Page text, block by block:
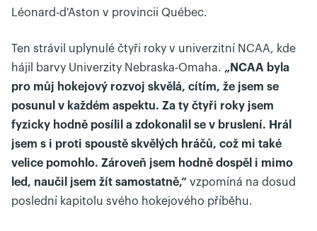
Léonard-d'Aston v provincii Québec.
Ten strávil uplynulé čtyři roky v univerzitní NCAA, kde
hájil barvy Univerzity Nebraska-Omaha. „NCAA byla
pro můj hokejový rozvoj skvělá, cítím, že jsem se
posunul v každém aspektu. Za ty čtyři roky jsem
fyzicky hodně posílil a zdokonalil se v bruslení. Hrál
jsem s i proti spoustě skvělých hráčů, což mi také
velice pomohlo. Zároveň jsem hodně dospěl i mimo
led, naučil jsem žít samostatně,“ vzpomíná na dosud
poslední kapitolu svého hokejového příběhu.